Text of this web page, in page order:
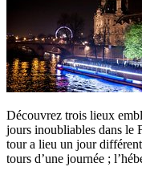
Découvrez trois lieux
jours inoubliables dans le
tour a lieu un jour
tours d’une journée ;